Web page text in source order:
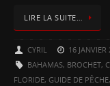
LIRE LA SUITE…
CYRIL 16 JANVIER
BAHAMAS, BROCHET,
FLORIDE, GUIDE DE PÊCHE,